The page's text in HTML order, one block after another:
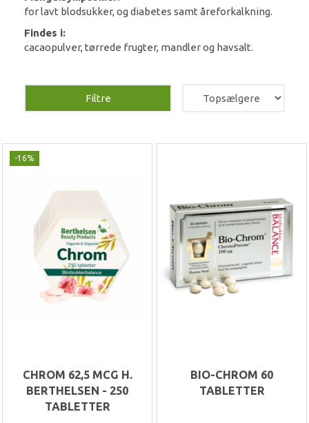
for lavt blodsukker, og diabetes samt åreforkalkning.
Findes i:
cacaopulver, tørrede frugter, mandler og havsalt.
Filtre
-16%
CHROM 62,5 MCG H.
BERTHELSEN - 250
TABLETTER
BIO-CHROM 60
TABLETTER